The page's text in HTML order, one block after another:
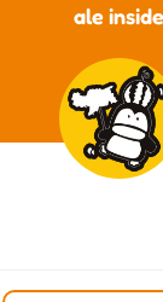
ale inside